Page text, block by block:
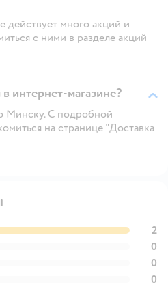
действует много акций и
с ними в разделе акций
интернет-магазине?
Минску. С подробной
на странице "Доставка
2
0
0
0